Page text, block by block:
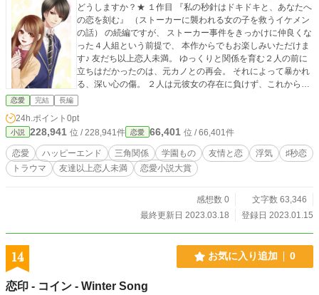
どうしますか？★ １作目 『私の秒針はドキドキと、あなたへ
の恋を刻む』 （ストーカーに襲われる女の子を救うイケメン
の話） の続編ですが、 ストーカー事件をきっかけに仲良くな
った４人組という前提で、 本作からでもお楽しみいただけま
す♪ 友だち以上恋人未満。 ゆっくりと関係を育む２人の前に
立ちはだかったのは、元カノとの再会。 それによって暴かれ
る、深い心の傷。 ２人は元彼女の存在に負けず、これからも
手を繋いで前に進むことができるでしょうか。 ★2023/1/15
公開開始★ 次章は1/16公開予定！お楽しみに。 あらすじ ス
トーカー事件後、着実に距離が縮まっていく悠里と剛士の２
人。 そんな２人に降りかかったのは、剛士の元彼女との再
会。 剛士は、元彼女とは酷い別れを経験したようで…… 「剛
士がそんな隙を見せると、私、がんばりたくなっちゃう
よ？」 昔と同じ引力を持って、剛士に接触する元彼女。 剛士
恋愛 完結 長編
24h.ポイント 0pt
小説 228,941 位 / 228,941件 恋愛 66,401 位 / 66,401件
恋愛 ハッピーエンド 三角関係 学園もの 友情と恋 浮気
♯秒恋
トラウマ
友達以上恋人未満 恋愛小説大賞
感想数 0
文字数 63,346
最終更新日 2023.03.18
登録日 2023.01.15
14 お気に入り追加 0
恋印 - コイン - Winter Song